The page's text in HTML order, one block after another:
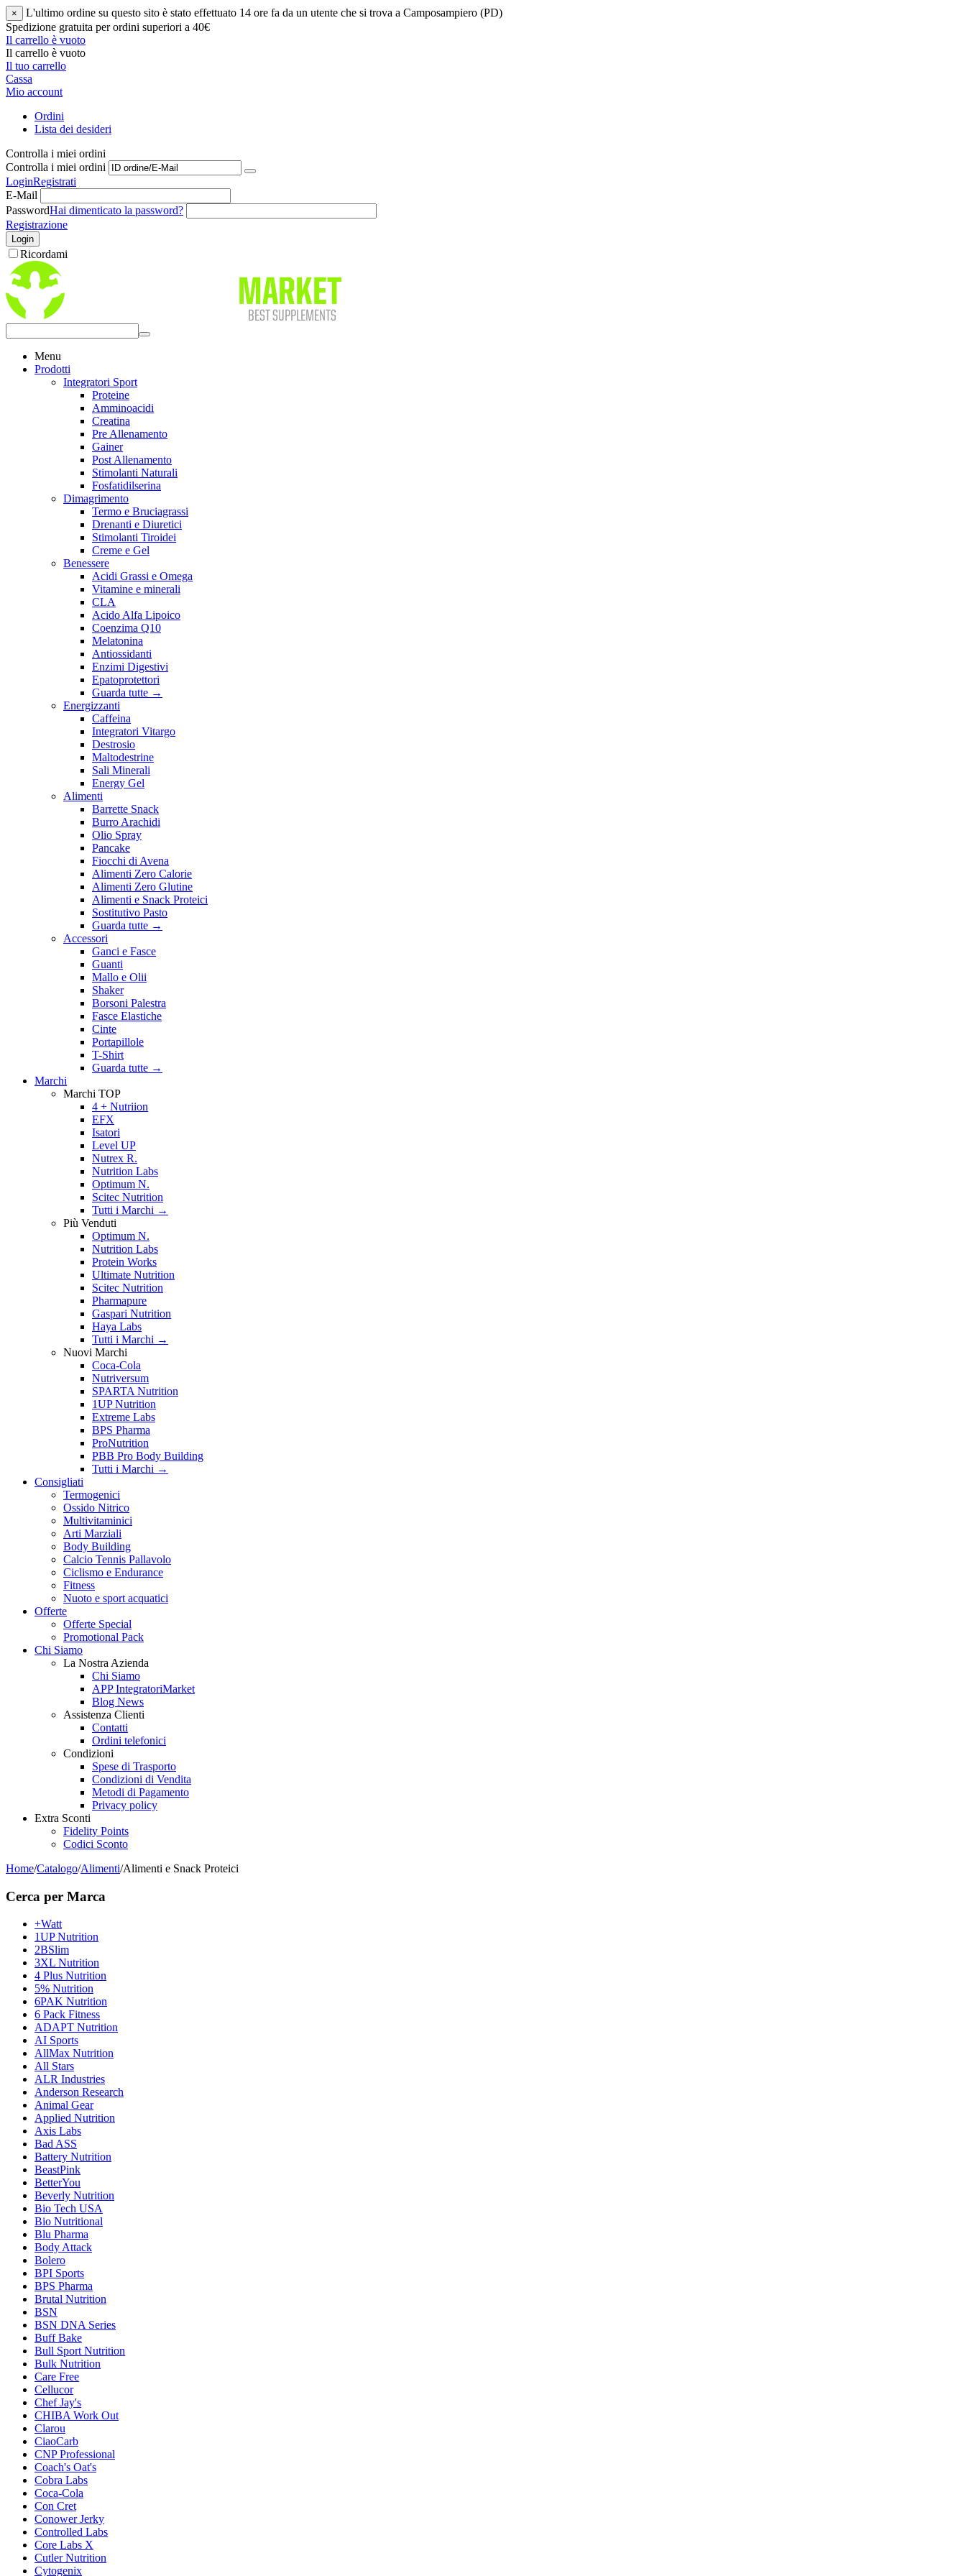
×
L'ultimo ordine su questo sito è stato effettuato 14 ore fa da un utente che si trova a Camposampiero (PD)
Spedizione gratuita per ordini superiori a 40€
Il carrello è vuoto
Il carrello è vuoto
Il tuo carrello
Cassa
Mio account
Ordini
Lista dei desideri
Controlla i miei ordini
Controlla i miei ordini
LoginRegistrati
E-Mail
PasswordHai dimenticato la password?
Registrazione
Login
Ricordami
Menu
Prodotti
Integratori Sport
Proteine
Amminoacidi
Creatina
Pre Allenamento
Gainer
Post Allenamento
Stimolanti Naturali
Fosfatidilserina
Dimagrimento
Termo e Bruciagrassi
Drenanti e Diuretici
Stimolanti Tiroidei
Creme e Gel
Benessere
Acidi Grassi e Omega
Vitamine e minerali
CLA
Acido Alfa Lipoico
Coenzima Q10
Melatonina
Antiossidanti
Enzimi Digestivi
Epatoprotettori
Guarda tutte →
Energizzanti
Caffeina
Integratori Vitargo
Destrosio
Maltodestrine
Sali Minerali
Energy Gel
Alimenti
Barrette Snack
Burro Arachidi
Olio Spray
Pancake
Fiocchi di Avena
Alimenti Zero Calorie
Alimenti Zero Glutine
Alimenti e Snack Proteici
Sostitutivo Pasto
Guarda tutte →
Accessori
Ganci e Fasce
Guanti
Mallo e Olii
Shaker
Borsoni Palestra
Fasce Elastiche
Cinte
Portapillole
T-Shirt
Guarda tutte →
Marchi
Marchi TOP
4 + Nutriion
EFX
Isatori
Level UP
Nutrex R.
Nutrition Labs
Optimum N.
Scitec Nutrition
Tutti i Marchi →
Più Venduti
Optimum N.
Nutrition Labs
Protein Works
Ultimate Nutrition
Scitec Nutrition
Pharmapure
Gaspari Nutrition
Haya Labs
Tutti i Marchi →
Nuovi Marchi
Coca-Cola
Nutriversum
SPARTA Nutrition
1UP Nutrition
Extreme Labs
BPS Pharma
ProNutrition
PBB Pro Body Building
Tutti i Marchi →
Consigliati
Termogenici
Ossido Nitrico
Multivitaminici
Arti Marziali
Body Building
Calcio Tennis Pallavolo
Ciclismo e Endurance
Fitness
Nuoto e sport acquatici
Offerte
Offerte Special
Promotional Pack
Chi Siamo
La Nostra Azienda
Chi Siamo
APP IntegratoriMarket
Blog News
Assistenza Clienti
Contatti
Ordini telefonici
Condizioni
Spese di Trasporto
Condizioni di Vendita
Metodi di Pagamento
Privacy policy
Extra Sconti
Fidelity Points
Codici Sconto
Home/Catalogo/Alimenti/Alimenti e Snack Proteici
Cerca per Marca
+Watt
1UP Nutrition
2BSlim
3XL Nutrition
4 Plus Nutrition
5% Nutrition
6PAK Nutrition
6 Pack Fitness
ADAPT Nutrition
AI Sports
AllMax Nutrition
All Stars
ALR Industries
Anderson Research
Animal Gear
Applied Nutrition
Axis Labs
Bad ASS
Battery Nutrition
BeastPink
BetterYou
Beverly Nutrition
Bio Tech USA
Bio Nutritional
Blu Pharma
Body Attack
Bolero
BPI Sports
BPS Pharma
Brutal Nutrition
BSN
BSN DNA Series
Buff Bake
Bull Sport Nutrition
Bulk Nutrition
Care Free
Cellucor
Chef Jay's
CHIBA Work Out
Clarou
CiaoCarb
CNP Professional
Coach's Oat's
Cobra Labs
Coca-Cola
Con Cret
Conower Jerky
Controlled Labs
Core Labs X
Cutler Nutrition
Cytogenix